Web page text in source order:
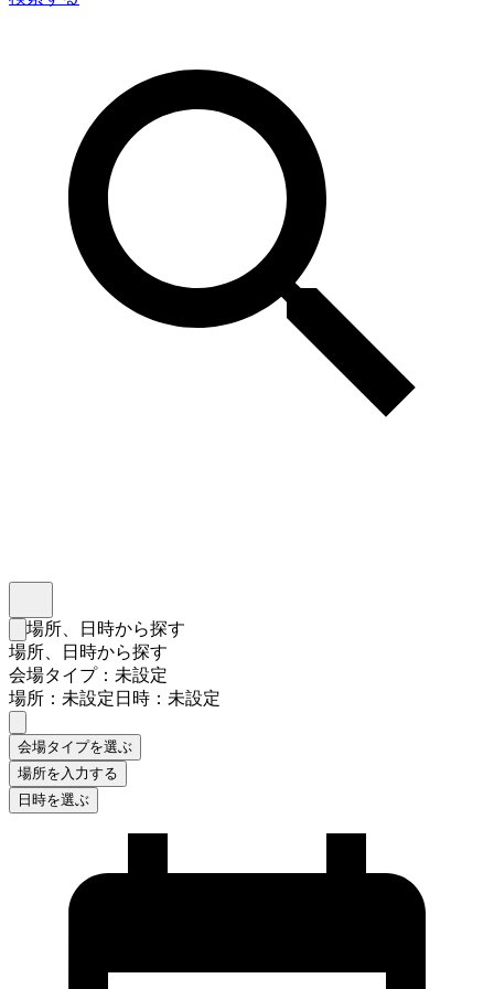
検索フォームを閉じる
場所、日時から探す
場所、日時から探す
会場タイプ：未設定
場所：未設定日時：未設定
会場タイプを選ぶ
場所を入力する
日時を選ぶ